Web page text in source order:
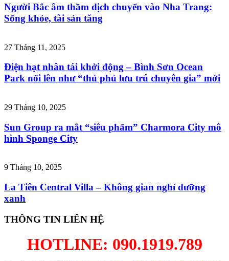
Người Bắc âm thầm dịch chuyển vào Nha Trang:
Sống khỏe, tài sản tăng
27 Tháng 11, 2025
Điện hạt nhân tái khởi động – Bình Sơn Ocean
Park nổi lên như “thủ phủ lưu trú chuyên gia” mới
29 Tháng 10, 2025
Sun Group ra mắt “siêu phẩm” Charmora City mô
hình Sponge City
9 Tháng 10, 2025
La Tiên Central Villa – Không gian nghỉ dưỡng
xanh
THÔNG TIN LIÊN HỆ
HOTLINE: 090.1919.789